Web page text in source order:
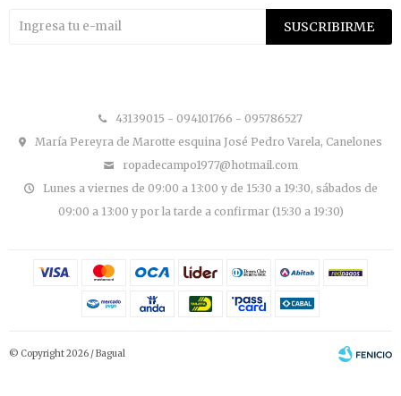
43139015 - 094101766 - 095786527
María Pereyra de Marotte esquina José Pedro Varela, Canelones
ropadecampo1977@hotmail.com
Lunes a viernes de 09:00 a 13:00 y de 15:30 a 19:30, sábados de
09:00 a 13:00 y por la tarde a confirmar (15:30 a 19:30)
SUSCRIBIRME
© Copyright 2026 / Bagual